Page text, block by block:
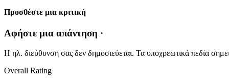
Προσθέστε μια κριτική
Αφήστε μια απάντηση ·
Η ηλ. διεύθυνση σας δεν δημοσιεύεται. Τα υποχρεωτικά πεδία
Overall Rating